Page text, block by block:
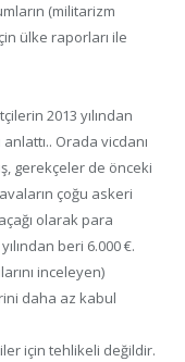
(militarizm
ülke raporları ile
2013 yılından
Orada vicdanı
gerekçeler de önceki
çoğu askeri
olarak para
beri 6.000 €.
inceleyen)
daha az kabul
için tehlikeli değildir.